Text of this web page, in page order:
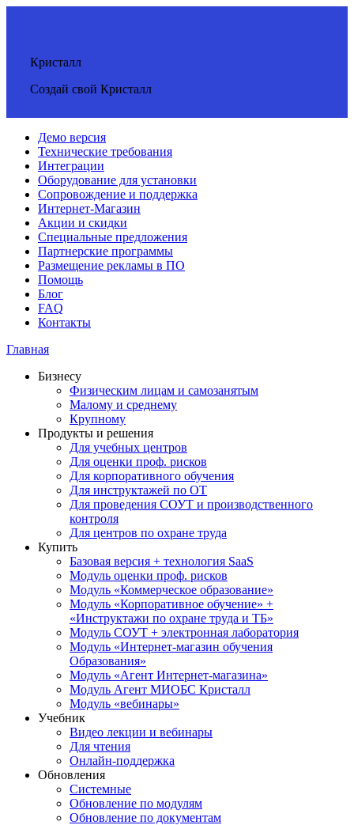
Кристалл
Создай свой Кристалл
Демо версия
Технические требования
Интеграции
Оборудование для установки
Сопровождение и поддержка
Интернет-Магазин
Акции и скидки
Специальные предложения
Партнерские программы
Размещение рекламы в ПО
Помощь
Блог
FAQ
Контакты
Главная
Бизнесу
Физическим лицам и самозанятым
Малому и среднему
Крупному
Продукты и решения
Для учебных центров
Для оценки проф. рисков
Для корпоративного обучения
Для инструктажей по ОТ
Для проведения СОУТ и производственного
контроля
Для центров по охране труда
Купить
Базовая версия + технология SaaS
Модуль оценки проф. рисков
Модуль «Коммерческое образование»
Модуль «Корпоративное обучение» +
«Инструктажи по охране труда и ТБ»
Модуль СОУТ + электронная лаборатория
Модуль «Интернет-магазин обучения
Образования»
Модуль «Агент Интернет-магазина»
Модуль Агент МИОБС Кристалл
Модуль «вебинары»
Учебник
Видео лекции и вебинары
Для чтения
Онлайн-поддержка
Обновления
Системные
Обновление по модулям
Обновление по документам